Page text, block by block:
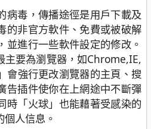
病毒，傳播途徑是用戶下載及
的非官方軟件、免費或被破解
並進行一些軟件設定的修改。
主要為瀏覽器，如Chrome,IE,
會強行更改瀏覽器的主頁、搜
告插件使你在上網途中不斷彈
時「火球」也能藉著受感染的
人信息。